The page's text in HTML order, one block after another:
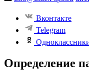
Вконтакте
Telegram
Определение